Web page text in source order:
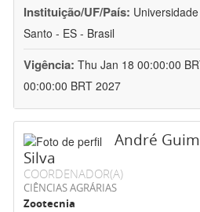
Instituição/UF/País:
Santo - ES - Brasil
Vigência: Thu Jan 18 00:00:00
00:00:00 BRT 2027
André
Silva
COORDENADOR(A)
CIÊNCIAS AGRÁRIAS
Zootecnia